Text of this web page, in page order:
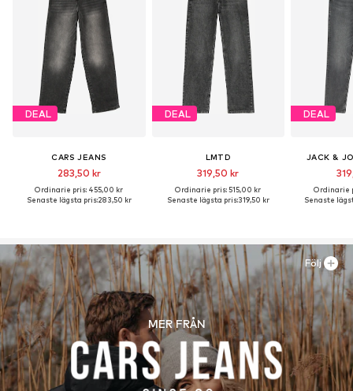
DEAL
CARS JEANS
283,50 kr
Ordinarie pris: 455,00 kr
Senaste lägsta pris:283,50 kr
DEAL
LMTD
319,50 kr
Ordinarie pris: 515,00 kr
Senaste lägsta pris:319,50 kr
DEAL
JACK &
Ordinarie
Senaste
MER FRÅN
Följ